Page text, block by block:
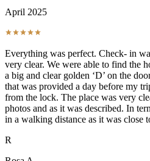
April 2025
Everything was perfect. Check- in
very clear. We were able to find the
a big and clear golden ‘D’ on the
that was provided a day before my
from the lock. The place was very
photos and as it was described. In
in a walking distance as it was close
R